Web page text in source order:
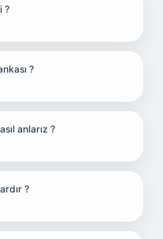
?
?
anlarız ?
?